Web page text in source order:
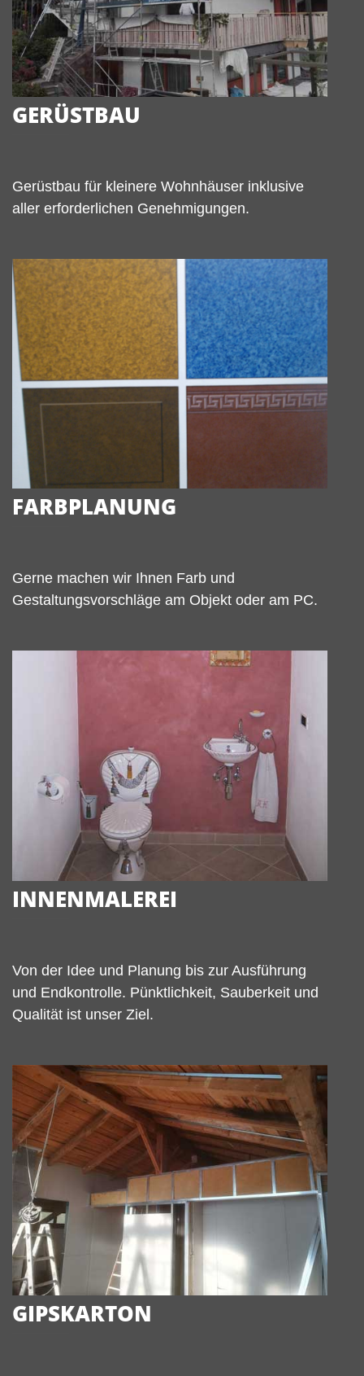
GERÜSTBAU
Gerüstbau für kleinere Wohnhäuser inklusive
aller erforderlichen Genehmigungen.
FARBPLANUNG
Gerne machen wir Ihnen Farb und
Gestaltungsvorschläge am Objekt oder am PC.
INNENMALEREI
Von der Idee und Planung bis zur Ausführung
und Endkontrolle. Pünktlichkeit, Sauberkeit und
Qualität ist unser Ziel.
GIPSKARTON